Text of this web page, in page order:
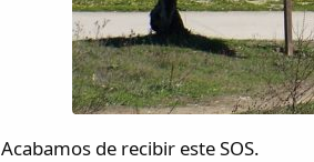
Acabamos de recibir este SOS.